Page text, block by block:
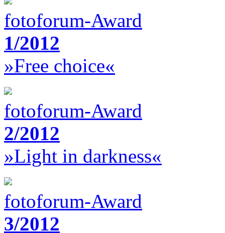
fotoforum-Award
1/2012
»Free choice«
fotoforum-Award
2/2012
»Light in darkness«
fotoforum-Award
3/2012